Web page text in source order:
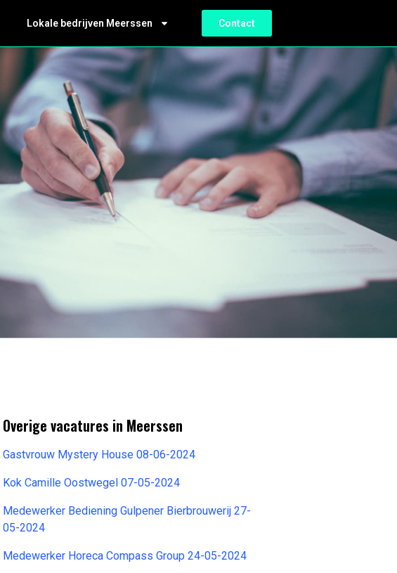
Lokale bedrijven Meerssen Contact
Overige vacatures in Meerssen
Gastvrouw Mystery House 08-06-2024
Kok Camille Oostwegel 07-05-2024
Medewerker Bediening Gulpener Bierbrouwerij 27-
05-2024
Medewerker Horeca Compass Group 24-05-2024